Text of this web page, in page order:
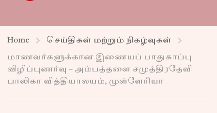
Home செய்திகள் மற்றும் நிகழ்வுகள்
மாணவர்களுக்கான இணையப் பாதுகாப்பு
விழிப்புணர்வு – அம்பத்தளை சமுத்திரதேவி
பாலிகா வித்தியாலயம், முள்ளேரியா